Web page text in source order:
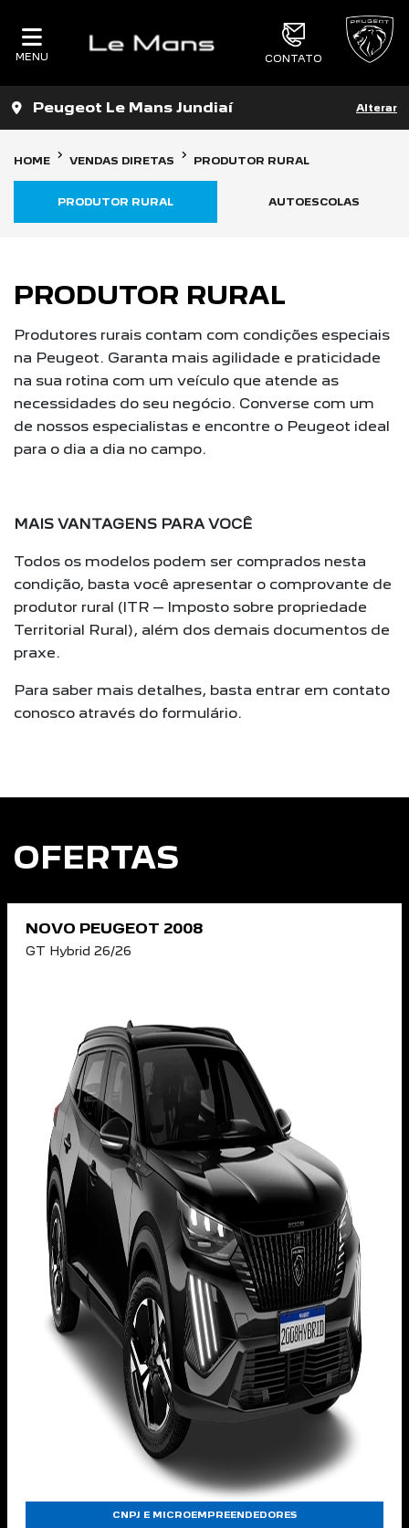
MENU CONTATO
Peugeot Le Mans Jundiaí Alterar
HOME VENDAS DIRETAS PRODUTOR RURAL
AUTOESCOLAS
PRODUTOR RURAL
PRODUTOR RURAL
Produtores rurais contam com condições especiais
na Peugeot. Garanta mais agilidade e praticidade
na sua rotina com um veículo que atende as
necessidades do seu negócio. Converse com um
de nossos especialistas e encontre o Peugeot ideal
para o dia a dia no campo.
MAIS VANTAGENS PARA VOCÊ
Todos os modelos podem ser comprados nesta
condição, basta você apresentar o comprovante de
produtor rural (ITR – Imposto sobre propriedade
Territorial Rural), além dos demais documentos de
praxe.
Para saber mais detalhes, basta entrar em contato
conosco através do formulário.
OFERTAS
NOVO PEUGEOT 2008
GT Hybrid 26/26
CNPJ E MICROEMPREENDEDORES